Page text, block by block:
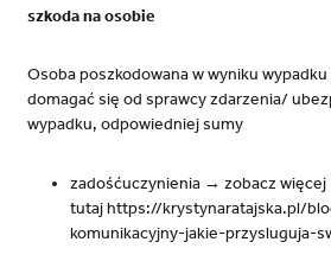
szkoda na osobie
Osoba poszkodowana w wyniku
domagać się od sprawcy zdarzenia/
wypadku, odpowiedniej sumy
zadośćuczynienia → zobacz więcej
tutajhttps://krystynaratajska.pl/
komunikacyjny-jakie-przysluguja-